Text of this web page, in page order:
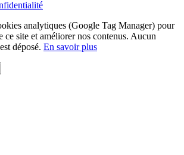
analytiques (Google Tag Manager) pour
ce site et améliorer nos contenus. Aucun
déposé. En savoir plus